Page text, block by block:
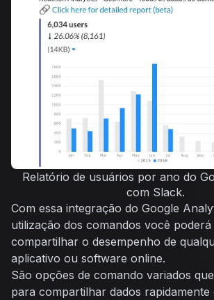
Relatório de usuários por ano do
com Slack.
Com essa integração do Google
utilização dos comandos você
compartilhar o desempenho de
aplicativo ou software online.
São opções de comando variados
para compartilhar dados rapidamente